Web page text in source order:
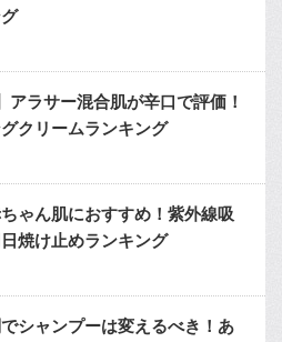
アラサー混合肌が辛口で評価！
クリームランキング
ゃん肌におすすめ！紫外線吸
焼け止めランキング
シャンプーは変えるべき！あ